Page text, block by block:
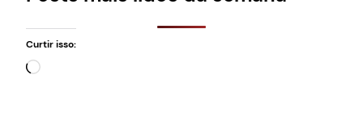
Curtir isso:
Carregando…